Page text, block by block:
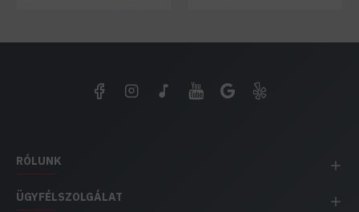
RÓLUNK
ÜGYFÉLSZOLGÁLAT